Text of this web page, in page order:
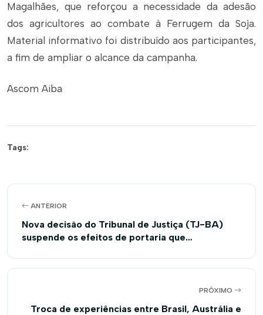
Magalhães, que reforçou a necessidade da adesão
dos agricultores ao combate à Ferrugem da Soja.
Material informativo foi distribuído aos participantes,
a fim de ampliar o alcance da campanha.
Ascom Aiba
Tags:
ANTERIOR
Nova decisão do Tribunal de Justiça (TJ-BA)
suspende os efeitos de portaria que
PRÓXIMO
Troca de experiências entre Brasil, Austrália e